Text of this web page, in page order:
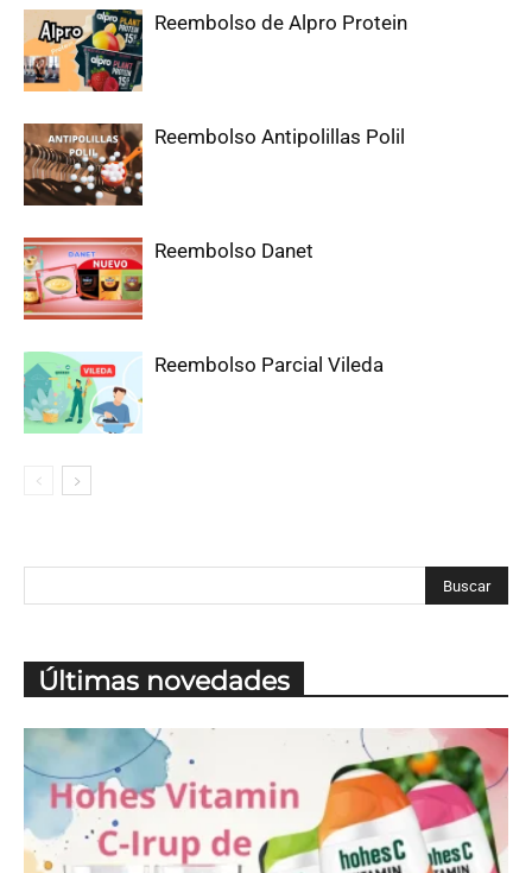
Reembolso de Alpro Protein
Reembolso Antipolillas Polil
Reembolso Danet
Reembolso Parcial Vileda
Últimas novedades